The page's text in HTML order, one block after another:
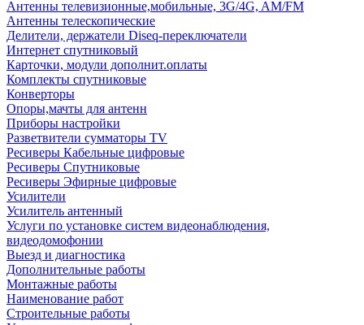
Антенны телевизионные,мобильные, 3G/4G, AM/FM
Антенны телескопические
Делители, держатели Diseq-переключатели
Интернет спутниковый
Карточки, модули дополнит.оплаты
Комплекты спутниковые
Конверторы
Опоры,мачты для антенн
Приборы настройки
Разветвители сумматоры TV
Ресиверы Кабельные цифровые
Ресиверы Спутниковые
Ресиверы Эфирные цифровые
Усилители
Усилитель антенный
Услуги по установке систем видеонаблюдения,
видеодомофонии
Выезд и диагностика
Дополнительные работы
Монтажные работы
Наименование работ
Строительные работы